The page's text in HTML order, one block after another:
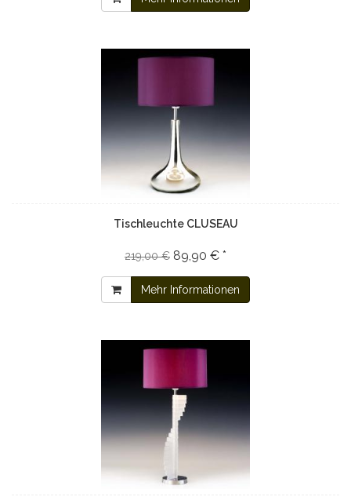
Tischleuchte CLUSEAU
219,00 € 89,90 € *
Mehr Informationen